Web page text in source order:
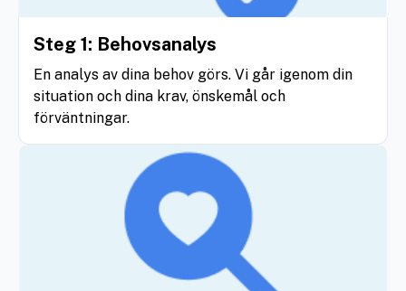
Steg 1: Behovsanalys
En analys av dina behov görs. Vi går igenom din
situation och dina krav, önskemål och
förväntningar.